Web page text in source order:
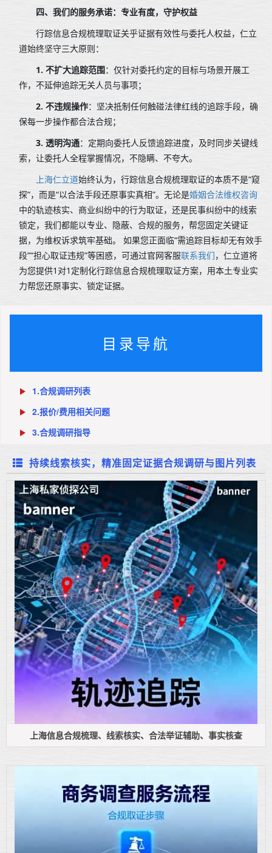
四、我们的服务承诺：专业有度，守护权益
行踪信息合规梳理取证关乎证据有效性与委托人权益，仁立
道始终坚守三大原则：
1. 不扩大追踪范围：仅针对委托约定的目标与场景开展工
作，不延伸追踪无关人员与事项；
2. 不违规操作：坚决抵制任何触碰法律红线的追踪手段，确
保每一步操作都合法合规；
3. 透明沟通：定期向委托人反馈追踪进度，及时同步关键线
索，让委托人全程掌握情况，不隐瞒、不夸大。
上海仁立道始终认为，行踪信息合规梳理取证的本质不是“窥
探”，而是“以合法手段还原事实真相”。无论是婚姻合法维权咨询
中的轨迹核实、商业纠纷中的行为取证，还是民事纠纷中的线索
锁定，我们都能以专业、隐蔽、合规的服务，帮您固定关键证
据，为维权诉求筑牢基础。 如果您正面临“需追踪目标却无有效手
段”“担心取证违规”等困惑，可通过官网客服联系我们，仁立道将
为您提供1对1定制化行踪信息合规梳理取证方案，用本土专业实
力帮您还原事实、锁定证据。
目录导航
1.合规调研列表
2.报价/费用相关问题
3.合规调研指导
持续线索核实，精准固定证据合规调研与图片列表
上海信息合规梳理、线索核实、合法举证辅助、事实核查